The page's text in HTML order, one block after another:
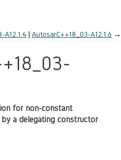
A12.1.4 AutosarC++18_03-A12.1.6 →
for non-constant
a delegating constructor